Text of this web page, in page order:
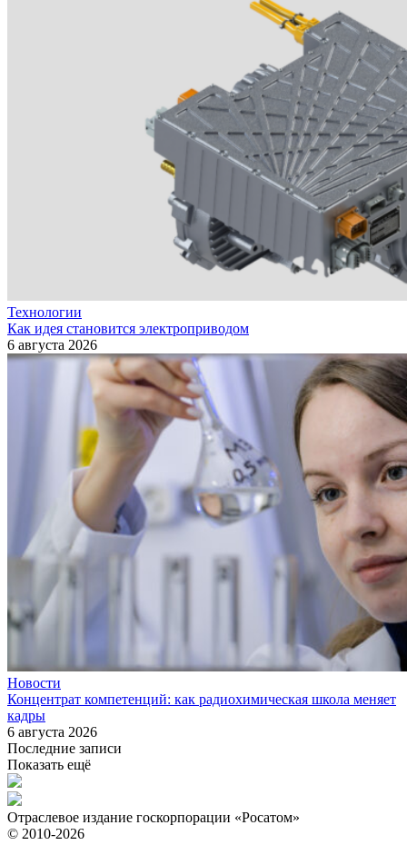
Технологии
Как идея становится электроприводом
6 августа 2026
Новости
Концентрат компетенций: как радиохимическая школа меняет
кадры
6 августа 2026
Последние записи
Показать ещё
Отраслевое издание госкорпорации «Росатом»
© 2010-2026